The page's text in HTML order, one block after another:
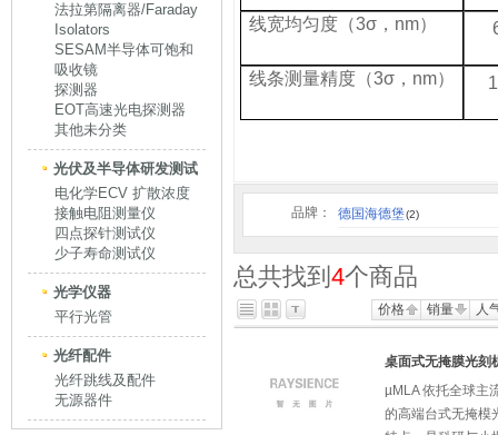
法拉第隔离器/Faraday
Isolators
SESAM半导体可饱和
吸收镜
探测器
EOT高速光电探测器
其他未分类
光伏及半导体研发测试
电化学ECV 扩散浓度
接触电阻测量仪
四点探针测试仪
少子寿命测试仪
光学仪器
平行光管
光纤配件
光纤跳线及配件
无源器件
线宽均匀度（3σ，nm）
线条测量精度（3σ，nm）
品牌： 德国海德堡(2)
总共找到 4个商品
价格 销量 人
桌面式无掩膜光刻
µMLA 依托全球主
的高端台式无掩模